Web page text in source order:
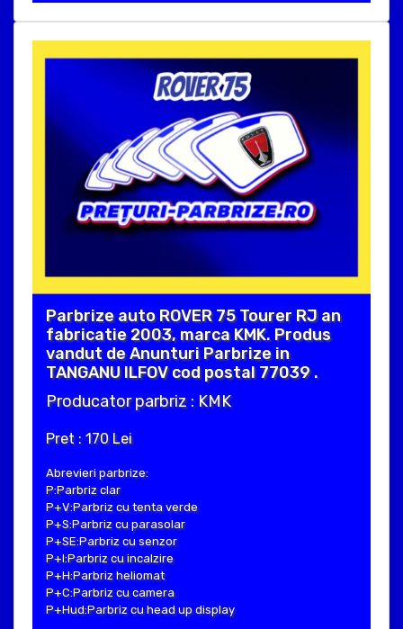
Parbrize auto ROVER 75 Tourer RJ an
fabricatie 2003, marca KMK. Produs
vandut de Anunturi Parbrize in
TANGANU ILFOV cod postal 77039 .
Producator parbriz : KMK
Pret : 170 Lei
Abrevieri parbrize:
P:Parbriz clar
P+V:Parbriz cu tenta verde
P+S:Parbriz cu parasolar
P+SE:Parbriz cu senzor
P+I:Parbriz cu incalzire
P+H:Parbriz heliomat
P+C:Parbriz cu camera
P+Hud:Parbriz cu head up display